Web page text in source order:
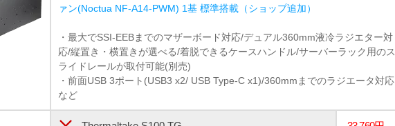
ァン(Noctua NF-A14-PWM) 1基 標準搭載（ショップ追加）
・最大でSSI-EEBまでのマザーボード対応/デュアル360mm液冷ラジエター対
応/縦置き・横置きが選べる/着脱できるケースハンドル/サーバーラック用のス
ライドレールが取付可能(別売)
・前面USB 3ポート(USB3 x2/ USB Type-C x1)/360mmまでのラジエータ対応
など